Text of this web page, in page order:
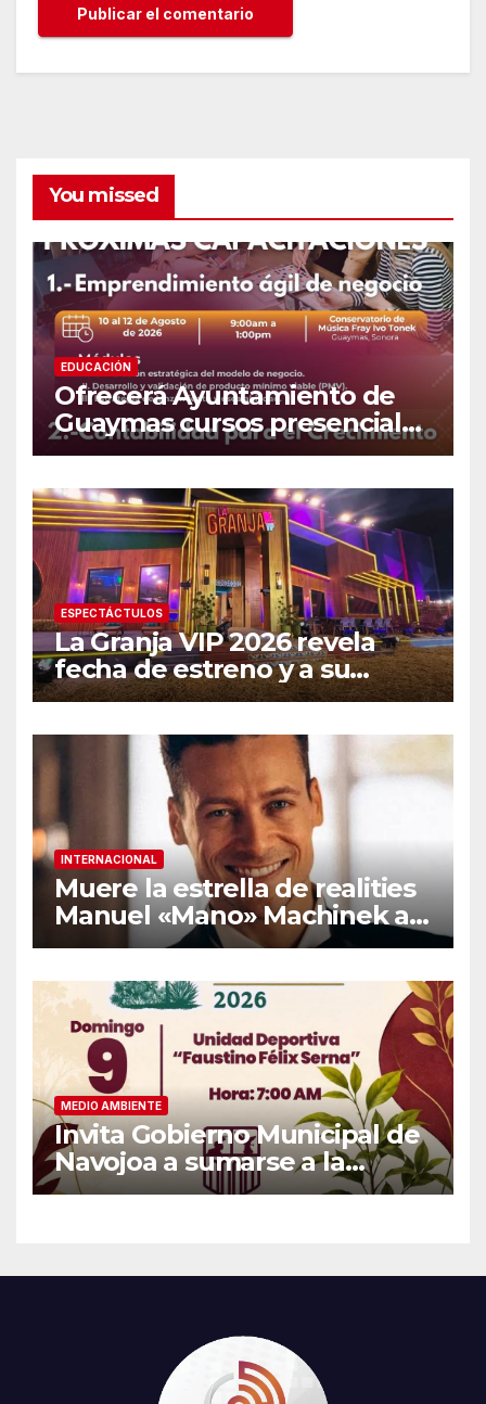
You missed
EDUCACIÓN
Ofrecerá Ayuntamiento de
Guaymas cursos presenciales
para emprendedores
ESPECTÁCTULOS
La Granja VIP 2026 revela
fecha de estreno y a su
primer famoso confirmado
INTERNACIONAL
Muere la estrella de realities
Manuel «Mano» Machinek a
los 37 años
MEDIO AMBIENTE
Invita Gobierno Municipal de
Navojoa a sumarse a la
Jornada Nacional de